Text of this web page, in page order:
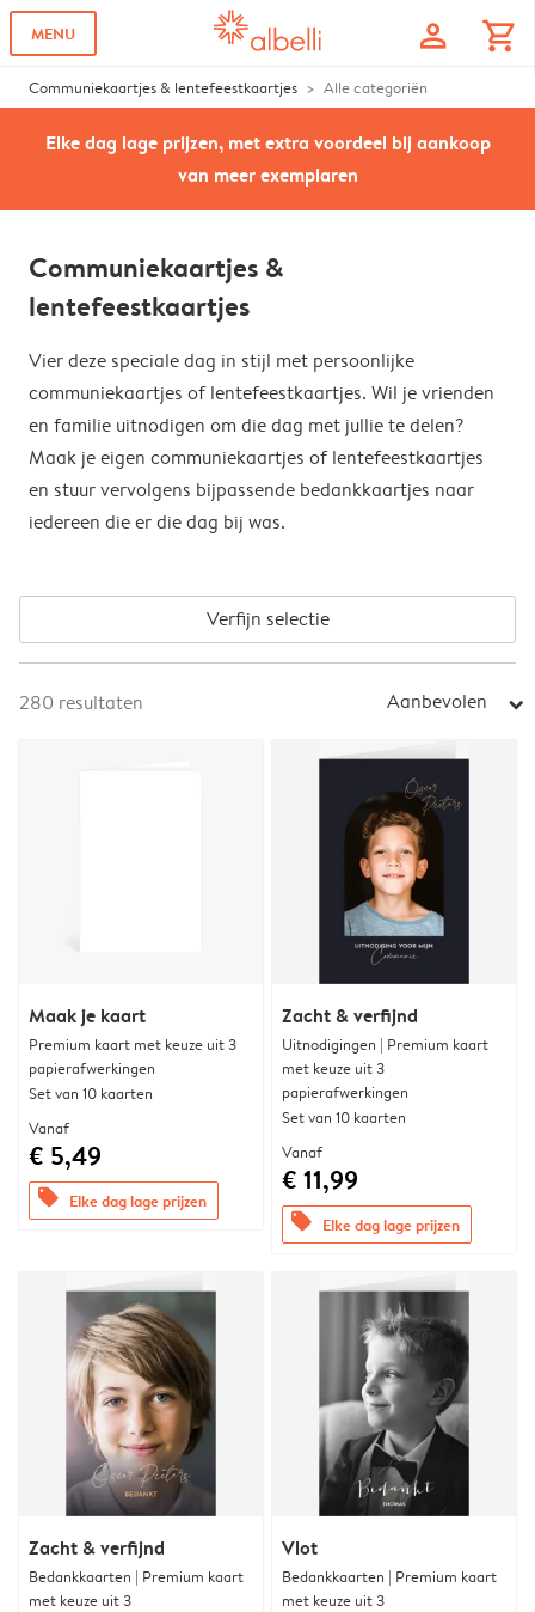
MENU profile shopping_cart
Communiekaartjes & lentefeestkaartjes Alle categoriën
Elke dag lage prijzen, met extra voordeel bij aankoop
van meer exemplaren
Communiekaartjes &
lentefeestkaartjes
Vier deze speciale dag in stijl met persoonlijke
communiekaartjes of lentefeestkaartjes. Wil je vrienden
en familie uitnodigen om die dag met jullie te delen?
Maak je eigen communiekaartjes of lentefeestkaartjes
en stuur vervolgens bijpassende bedankkaartjes naar
iedereen die er die dag bij was.
Verfijn selectie
280 resultaten Aanbevolen arrow_right
Maak je kaart
Premium kaart met keuze uit 3
papierafwerkingen
Set van 10 kaarten
Vanaf
€ 5,49
offers Elke dag lage prijzen
Zacht & verfijnd
Uitnodigingen | Premium kaart
met keuze uit 3
papierafwerkingen
Set van 10 kaarten
Vanaf
€ 11,99
offers Elke dag lage prijzen
Zacht & verfijnd
Bedankkaarten | Premium kaart
met keuze uit 3
Vlot
Bedankkaarten | Premium kaart
met keuze uit 3